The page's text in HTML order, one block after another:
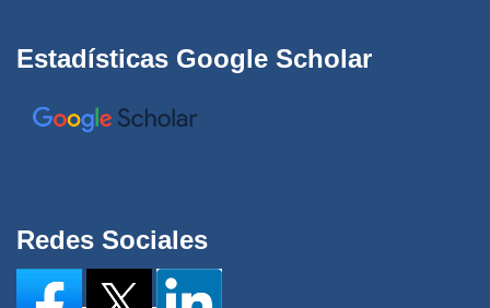
Estadísticas Google Scholar
Redes Sociales